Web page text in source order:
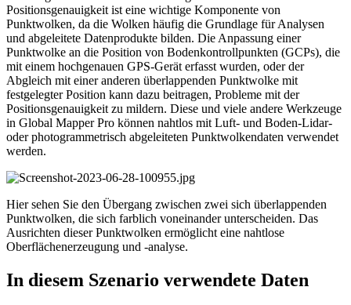
Positionsgenauigkeit ist eine wichtige Komponente von
Punktwolken, da die Wolken häufig die Grundlage für Analysen
und abgeleitete Datenprodukte bilden. Die Anpassung einer
Punktwolke an die Position von Bodenkontrollpunkten (GCPs), die
mit einem hochgenauen GPS-Gerät erfasst wurden, oder der
Abgleich mit einer anderen überlappenden Punktwolke mit
festgelegter Position kann dazu beitragen, Probleme mit der
Positionsgenauigkeit zu mildern. Diese und viele andere Werkzeuge
in Global Mapper Pro können nahtlos mit Luft- und Boden-Lidar-
oder photogrammetrisch abgeleiteten Punktwolkendaten verwendet
werden.
Hier sehen Sie den Übergang zwischen zwei sich überlappenden
Punktwolken, die sich farblich voneinander unterscheiden. Das
Ausrichten dieser Punktwolken ermöglicht eine nahtlose
Oberflächenerzeugung und -analyse.
In diesem Szenario verwendete Daten